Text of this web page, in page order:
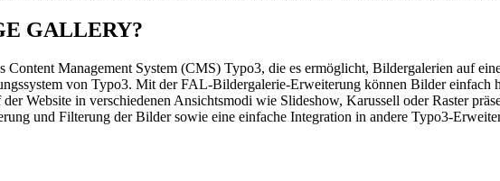
GALLERY?
Management System (CMS) Typo3, die es ermöglicht, Bildergalerien auf
von Typo3. Mit der FAL-Bildergalerie-Erweiterung können Bilder einfach
Website in verschiedenen Ansichtsmodi wie Slideshow, Karussell oder Raster
und Filterung der Bilder sowie eine einfache Integration in andere Typo3-